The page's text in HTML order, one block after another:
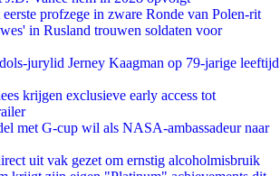
profzege in zware Ronde van Polen-rit
in Rusland trouwen soldaten voor
jurylid Jerney Kaagman op 79-jarige leeftijd
krijgen exclusieve early access tot
met G-cup wil als NASA-ambassadeur naar
uit vak gezet om ernstig alcoholmisbruik